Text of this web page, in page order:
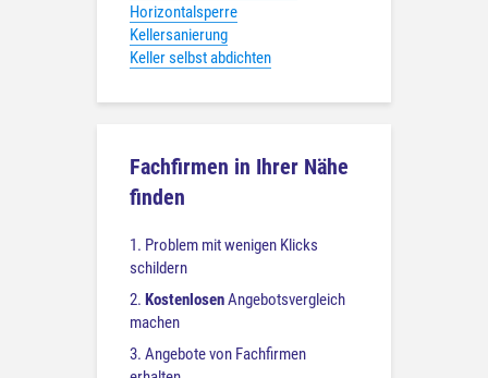
Horizontalsperre
Kellersanierung
Keller selbst abdichten
Fachfirmen in Ihrer Nähe
finden
1. Problem mit wenigen Klicks
schildern
2. KostenlosenAngebotsvergleich
machen
3. Angebote von Fachfirmen